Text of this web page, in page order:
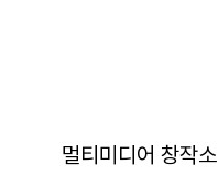
멀티미디어 창작소